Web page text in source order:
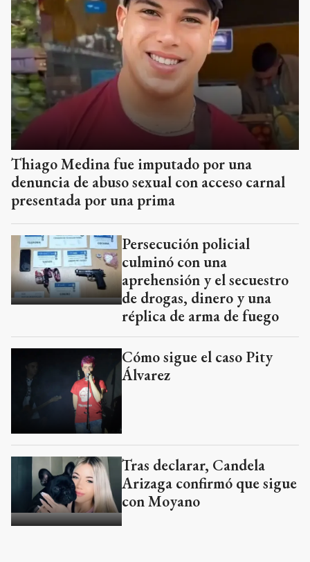
Thiago Medina fue imputado por una
denuncia de abuso sexual con acceso carnal
presentada por una prima
Persecución policial
culminó con una
aprehensión y el secuestro
de drogas, dinero y una
réplica de arma de fuego
Cómo sigue el caso Pity
Álvarez
Tras declarar, Candela
Arizaga confirmó que sigue
con Moyano